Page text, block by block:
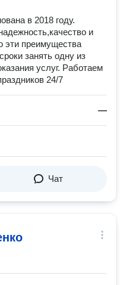
в 2018 году.
и
эти преимущества
занять одну из
услуг. Работаем
24/7
—
Чат